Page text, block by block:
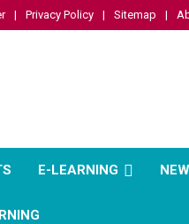
Privacy Policy Sitemap
E-LEARNING